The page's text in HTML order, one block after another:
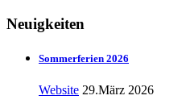
Neuigkeiten
Sommerferien 2026
Website 29.März 2026